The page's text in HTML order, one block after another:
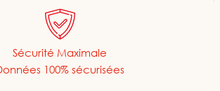
Sécurité Maximale
100% sécurisées